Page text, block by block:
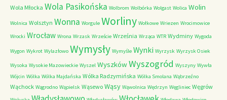
Wola Młocka Wola Pasikońska Wolbrom Wolbórka Wolgast Wolica Wolin
Wolnica Wolsztyn Wonna Worgule Worliny Wołkowe Wriezen Wrocimowice
Wrocki Wrocław Wrona Wrzask Wrzeście Września Wrząca WTR Wydminy Wygoda
Wygon Wykrot Wylazłowo Wymysły Wymyśle Wynki Wyrzysk Wyrzysk Osiek
Wysoka Wysokie Mazowieckie Wyszel WyszkówWyszogród Wyszyny Wywła
Wójcin Wólka Wólka Majdańska Wólka Radzymińska Wólka Smolana Wąbrzeźno
Wąchock Wągrodno Wąpielsk Wąsewo Wąsy Wąwolnica Wędrzyn Węgliniec Węgrów